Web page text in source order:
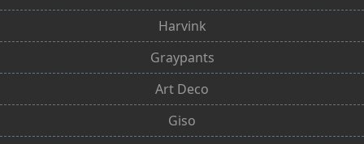
Harvink
Graypants
Art Deco
Giso